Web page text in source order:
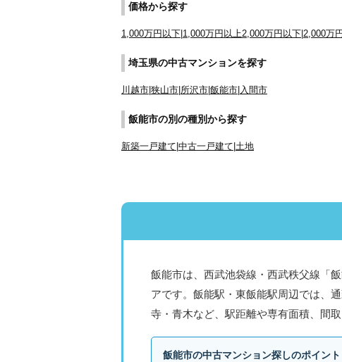
価格から探す
1,000万円以下 1,000万円以上2,000万円以下 2,000万
埼玉県の中古マンションを探す
川越市 狭山市 所沢市 飯能市 入間市
飯能市の別の種別から探す
新築一戸建て 中古一戸建て 土地
飯能市は、西武池袋線・西武秩父線「
アです。飯能駅・東飯能駅周辺では、
寺・青木など、駅距離や専有面積、間
飯能市の中古マンション探しのポイン